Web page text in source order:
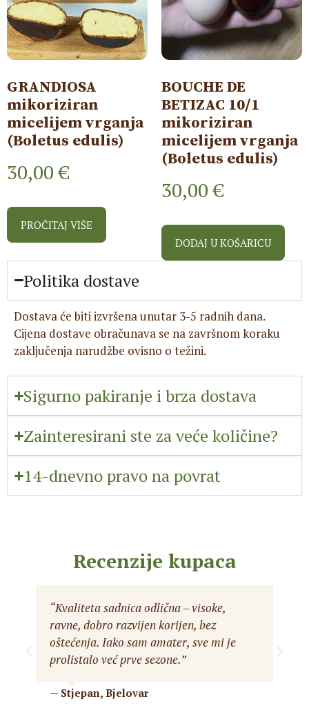
GRANDIOSA
mikoriziran
micelijem vrganja
(Boletus edulis)
30,00€
PROČITAJ VIŠE
BOUCHE DE
BETIZAC 10/1
mikoriziran
micelijem vrganja
(Boletus edulis)
30,00€
DODAJ U KOŠARICU
Politika dostave
Dostava će biti izvršena unutar 3-5 radnih dana.
Cijena dostave obračunava se na završnom koraku
zaključenja narudžbe ovisno o težini.
Sigurno pakiranje i brza dostava
Zainteresirani ste za veće količine?
14-dnevno pravo na povrat
Recenzije kupaca
“Kvaliteta sadnica odlična – visoke,
ravne, dobro razvijen korijen, bez
oštećenja. Iako sam amater, sve mi je
prolistalo već prve sezone.”
— Stjepan, Bjelovar